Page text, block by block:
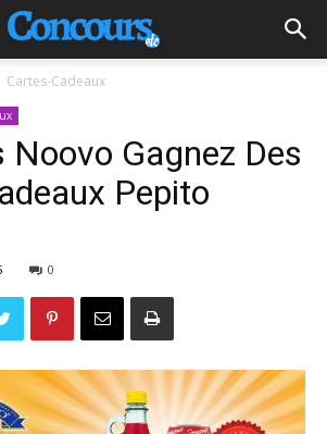
Cartes-Cadeaux
Noovo Gagnez Des
Pepito
0